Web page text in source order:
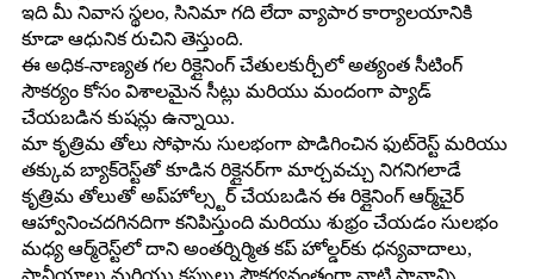
ఇది మీ నివాస స్థలం, సినిమా గది లేదా వ్యాపార కార్యాలయానికి
కూడా ఆధునిక రుచిని తెస్తుంది.
ఈ అధిక-నాణ్యత గల రిక్లైనింగ్ చేతులకుర్చీలో అత్యంత సీటింగ్
సౌకర్యం కోసం విశాలమైన సీట్లు మరియు మందంగా ప్యాడ్
చేయబడిన కుషన్లు ఉన్నాయి.
మా కృత్రిమ తోలు సోఫాను సులభంగా పొడిగించిన ఫుట్‌రెస్ట్ మరియు
తక్కువ బ్యాక్‌రెస్ట్‌తో కూడిన రిక్లైనర్‌గా మార్చవచ్చు నిగనిగలాడే
కృత్రిమ తోలుతో అప్‌హోల్స్టర్ చేయబడిన ఈ రిక్లైనింగ్ ఆర్మ్‌చైర్
ఆహ్వానించదగినదిగా కనిపిస్తుంది మరియు శుభ్రం చేయడం సులభం
మధ్య ఆర్మ్‌రెస్ట్‌లో దాని అంతర్నిర్మిత కప్ హోల్డర్‌కు ధన్యవాదాలు,
పానీయాలు మరియు కప్పులు సౌకర్యవంతంగా వాటి స్థానాన్ని